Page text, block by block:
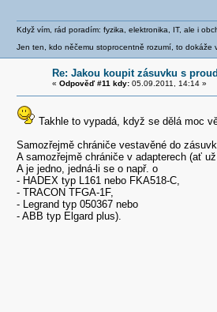
Když vím, rád poradím: fyzika, elektronika, IT, ale i
Jen ten, kdo něčemu stoprocentně rozumí, to dokáže
Re: Jakou koupit zásuvku s
« Odpověď #11 kdy:05.09.2011, 14:14 »
Takhle to vypadá, když se dělá moc
Samozřejmě chrániče vestavěné do
A samozřejmě chrániče v adapterech (ať
A je jedno, jedná-li se o např. o
- HADEX typ L161 nebo FKA518-C,
- TRACON TFGA-1F,
- Legrand typ 050367 nebo
- ABB typ Elgard plus).